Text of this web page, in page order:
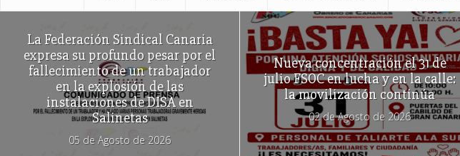
La Federación Sindical Canaria
expresa su profundo pesar por el
fallecimiento de un trabajador
en la explosión de las
instalaciones de DISA en
Salinetas
05 de Agosto de 2026
Nueva concentración el 31 de
julio FSOC en lucha y en la calle:
la movilización continúa
02 de Agosto de 2026